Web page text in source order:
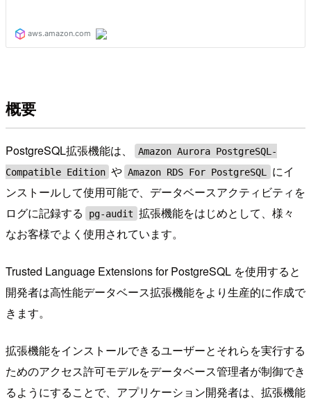
概要
PostgreSQL拡張機能は、
Amazon Aurora PostgreSQL-
Compatible Edition や Amazon RDS For PostgreSQL
にイ
ンストールして使用可能で、データベースアクティビティを
ログに記録する
pg-audit 拡張機能をはじめとして、様々
なお客様でよく使用されています。
Trusted Language Extensions for PostgreSQL を使用すると
開発者は高性能データベース拡張機能をより生産的に作成で
きます。
拡張機能をインストールできるユーザーとそれらを実行する
ためのアクセス許可モデルをデータベース管理者が制御でき
るようにすることで、アプリケーション開発者は、拡張機能